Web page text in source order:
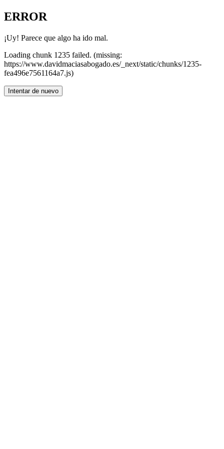
ERROR
¡Uy! Parece que algo ha ido mal.
Loading chunk 1235 failed. (missing:
https://www.davidmaciasabogado.es/_next/static/chunks/1235-
fea496e7561164a7.js)
Intentar de nuevo